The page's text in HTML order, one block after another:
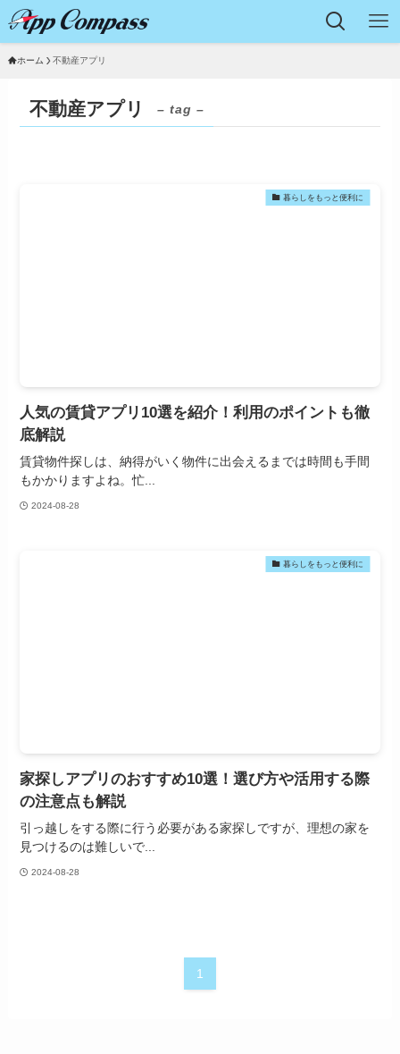
ホーム 不動産アプリ
不動産アプリ – tag –
暮らしをもっと便利に
人気の賃貸アプリ10選を紹介！利用のポイントも徹
底解説
賃貸物件探しは、納得がいく物件に出会えるまでは時間も手間
もかかりますよね。忙...
2024-08-28
暮らしをもっと便利に
家探しアプリのおすすめ10選！選び方や活用する際
の注意点も解説
引っ越しをする際に行う必要がある家探しですが、理想の家を
見つけるのは難しいで...
2024-08-28
1